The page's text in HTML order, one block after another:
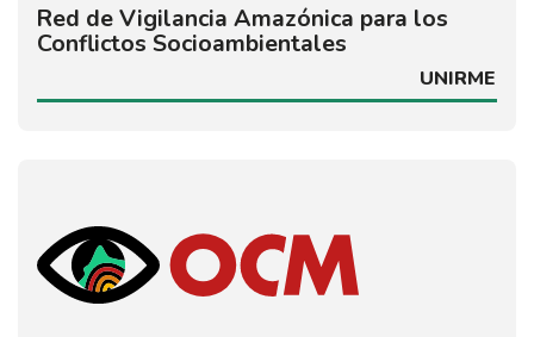
Red de Vigilancia Amazónica para los
Conflictos Socioambientales
UNIRME